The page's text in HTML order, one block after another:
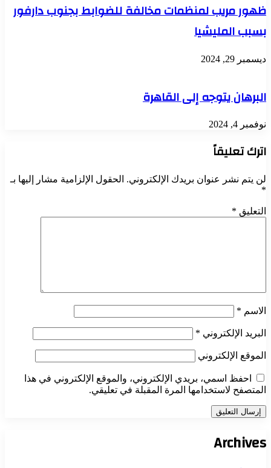
ظهور مريب لمنظمات مخالفة للضوابط بجنوب دارفور
بسبب المليشيا
ديسمبر 29, 2024
البرهان يتوجه إلى القاهرة
نوفمبر 4, 2024
اترك تعليقاً
لن يتم نشر عنوان بريدك الإلكتروني. الحقول الإلزامية مشار إليها بـ
*
التعليق *
الاسم *
البريد الإلكتروني *
الموقع الإلكتروني
احفظ اسمي، بريدي الإلكتروني، والموقع الإلكتروني في هذا
المتصفح لاستخدامها المرة المقبلة في تعليقي.
Archives